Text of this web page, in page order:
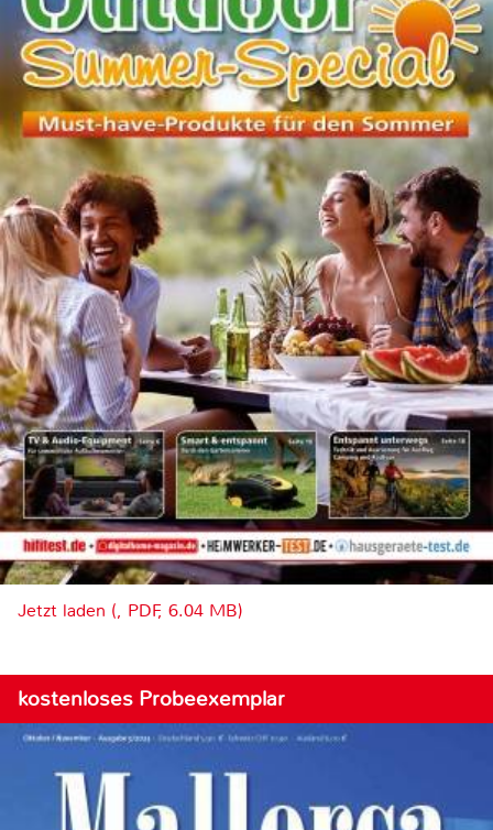
Jetzt laden (, PDF, 6.04 MB)
kostenloses Probeexemplar